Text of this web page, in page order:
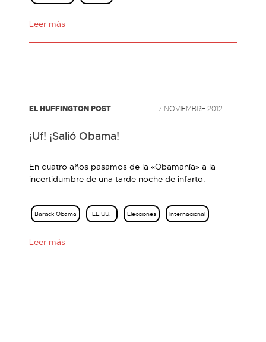
Leer más
EL HUFFINGTON POST 7 NOVIEMBRE 2012
¡Uf! ¡Salió Obama!
En cuatro años pasamos de la «Obamanía» a la
incertidumbre de una tarde noche de infarto.
Barack Obama EE.UU. Elecciones Internacional
Leer más